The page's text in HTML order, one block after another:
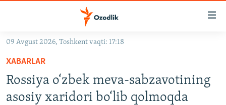
Асосий
навигацияга
ўтинг
Қидиришга
OZODARXIV
09 Avgust 2026, Toshkent vaqti: 17:18
XABARLAR
Rossiya o‘zbek meva-sabzavotining
asosiy xaridori bo‘lib qolmoqda